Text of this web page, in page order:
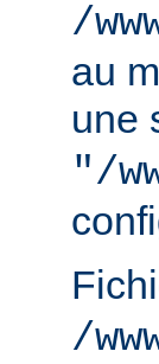
/
au
une
"/
/